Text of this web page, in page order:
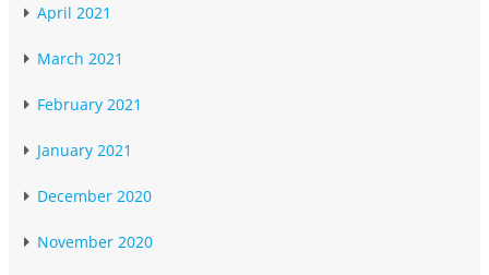
April 2021
March 2021
February 2021
January 2021
December 2020
November 2020